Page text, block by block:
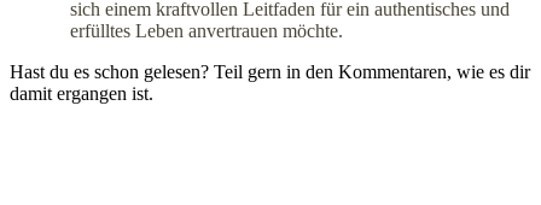
sich einem kraftvollen Leitfaden für ein authentisches und
erfülltes Leben anvertrauen möchte.
Hast du es schon gelesen? Teil gern in den Kommentaren, wie es dir
damit ergangen ist.